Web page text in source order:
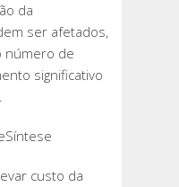
da
ser afetados,
número de
significativo
custo da